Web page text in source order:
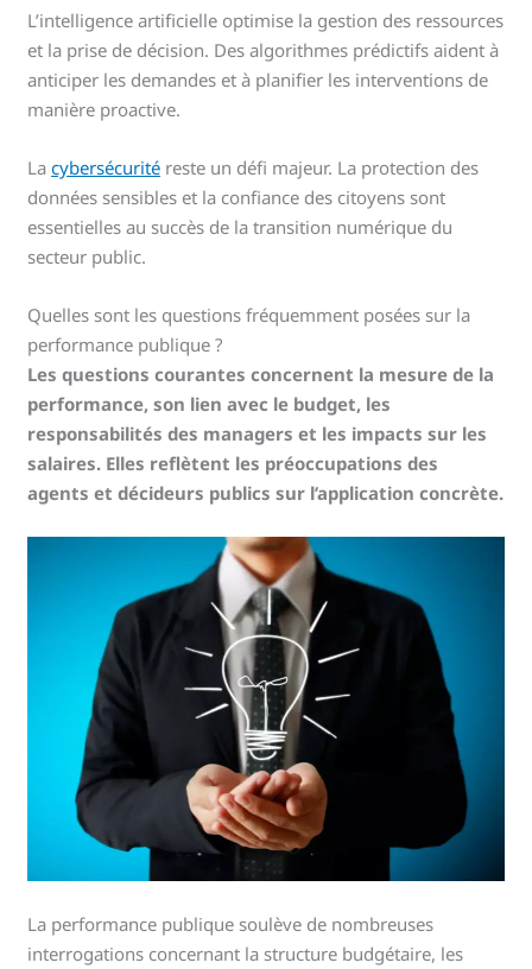
L’intelligence artificielle optimise la gestion des ressources
et la prise de décision. Des algorithmes prédictifs aident à
anticiper les demandes et à planifier les interventions de
manière proactive.
Lacybersécurité reste un défi majeur. La protection des
données sensibles et la confiance des citoyens sont
essentielles au succès de la transition numérique du
secteur public.
Quelles sont les questions fréquemment posées sur la
performance publique ?
Les questions courantes concernent la mesure de la
performance, son lien avec le budget, les
responsabilités des managers et les impacts sur les
salaires. Elles reflètent les préoccupations des
agents et décideurs publics sur l’application concrète.
La performance publique soulève de nombreuses
interrogations concernant la structure budgétaire, les